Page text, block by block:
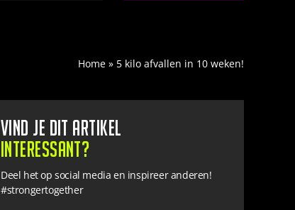
Home » 5 kilo afvallen in 10 weken!
Vind je dit artikel
interessant?
Deel het op social media en inspireer anderen!
#strongertogether